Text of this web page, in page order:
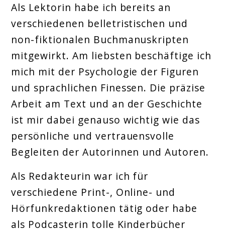
Als Lektorin habe ich bereits an
verschiedenen belletristischen und
non-fiktionalen Buchmanuskripten
mitgewirkt. Am liebsten beschäftige ich
mich mit der Psychologie der Figuren
und sprachlichen Finessen. Die präzise
Arbeit am Text und an der Geschichte
ist mir dabei genauso wichtig wie das
persönliche und vertrauensvolle
Begleiten der Autorinnen und Autoren.
Als Redakteurin war ich für
verschiedene Print-, Online- und
Hörfunkredaktionen tätig oder habe
als Podcasterin tolle Kinderbücher